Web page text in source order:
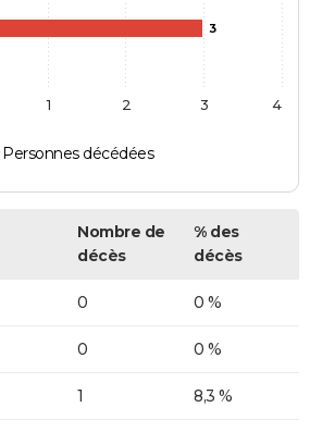
3
Personnes décédées
1 2 3 4
Nombre de
décès
% des
décès
0 0 %
0 0 %
1 8,3 %